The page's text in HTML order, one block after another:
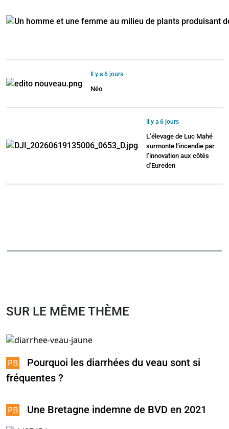
Il y a 6 jours
Néo
Il y a 6 jours
L’élevage de Luc Mahé
surmonte l’incendie par
l’innovation aux côtés
d’Eureden
SUR LE MÊME THÈME
Pourquoi les diarrhées du veau sont si
fréquentes ?
Une Bretagne indemne de BVD en 2021